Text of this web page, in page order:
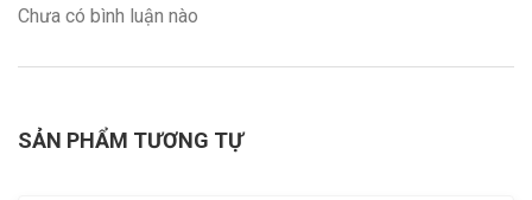
Chưa có bình luận nào
SẢN PHẨM TƯƠNG TỰ